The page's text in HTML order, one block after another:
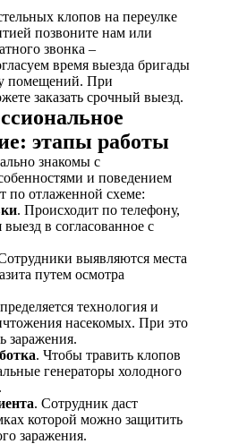
клопов на переулке
позвоните нам или
звонка –
время выезда бригады
помещений. При
заказать срочный выезд.
этапы работы
знакомы с
и поведением
по отлаженной схеме:
. Происходит по телефону,
в согласованное с
выявляются места
путем осмотра
технология и
насекомых. При это
заражения.
. Чтобы травить клопов
генераторы холодного
. Сотрудник даст
которой можно защитить
заражения.